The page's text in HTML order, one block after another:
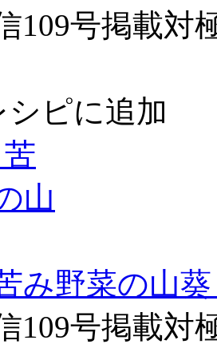
109号掲載対
シピに追加
み野菜の山
109号掲載対